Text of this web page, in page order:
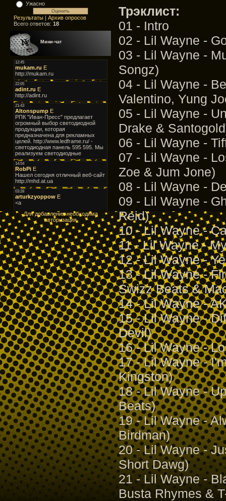
Ужасно
Результаты | Архив опросов
Всего ответов: 18
Мини-чат
Для добавления необходима
авторизация
Трэклист:
01 - Intro
02 - Lil Wayne -
03 - Lil Wayne -
Songz)
04 - Lil Wayne -
Valentino, Yung
05 - Lil Wayne -
Drake &
06 - Lil Wayne -
07 - Lil Wayne -
Zoe & Jum Jone)
08 - Lil Wayne -
09 - Lil Wayne -
Reid)
10 - Lil Wayne -
11 - Lil Wayne -
12 - Lil Wayne -
13 - Lil Wayne -
Swizz Beats &
14 - Lil Wayne -
15 - Lil Wayne -
Devil)
16 - Lil Wayne -
17 - Lil Wayne -
Kingston)
18 - Lil Wayne -
Beats)
19 - Lil Wayne -
Birdman)
20 - Lil Wayne -
Short Dawg)
21 - Lil Wayne -
Busta Rhymes &